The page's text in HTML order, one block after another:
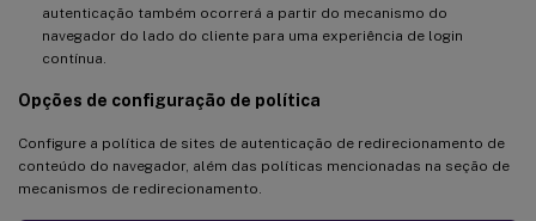
autenticação também ocorrerá a partir do mecanismo do
navegador do lado do cliente para uma experiência de login
contínua.
Opções de configuração de política
Configure a política de sites de autenticação de redirecionamento de
conteúdo do navegador, além das políticas mencionadas na seção de
mecanismos de redirecionamento.